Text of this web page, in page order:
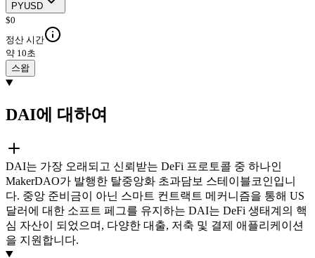
PYUSD
$0
정산 시간
약 10초
스왑
DAI에 대하여
DAI는 가장 오래되고 신뢰받는 DeFi 프로토콜 중 하나인
MakerDAO가 발행한 탈중앙화 초과담보 스테이블코인입니
다. 중앙 준비금이 아닌 스마트 컨트랙트 메커니즘을 통해 US
달러에 대한 소프트 페그를 유지하는 DAI는 DeFi 생태계의 핵
심 자산이 되었으며, 다양한 대출, 저축 및 결제 애플리케이션
을 지원합니다.